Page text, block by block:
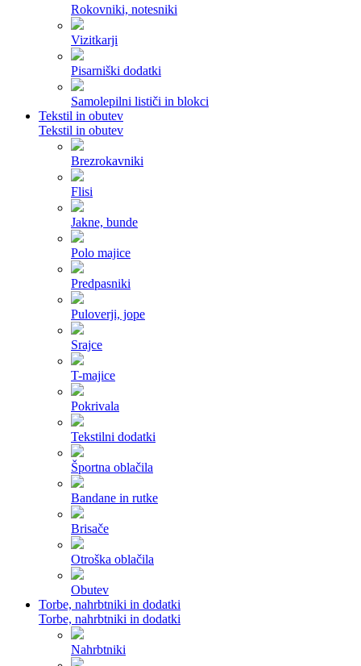
Rokovniki, notesniki
Vizitkarji
Pisarniški dodatki
Samolepilni lističi in blokci
Tekstil in obutev
Tekstil in obutev
Brezrokavniki
Flisi
Jakne, bunde
Polo majice
Predpasniki
Puloverji, jope
Srajce
T-majice
Pokrivala
Tekstilni dodatki
Športna oblačila
Bandane in rutke
Brisače
Otroška oblačila
Obutev
Torbe, nahrbtniki in dodatki
Torbe, nahrbtniki in dodatki
Nahrbtniki